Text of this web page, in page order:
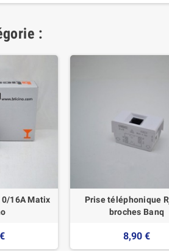
:
16A Matix
Prise téléphonique
broches Banq
8,90 €